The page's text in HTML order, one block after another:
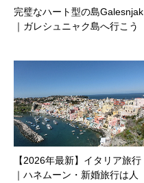
完璧なハート型の島Galesnjak
｜ガレシュニャク島へ行こう
【2026年最新】イタリア旅行
｜ハネムーン・新婚旅行は人